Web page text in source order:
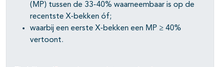
open- en dichtklappen
open- en dichtklappen
(MP) tussen de 33-40% waarneembaar is op de
recentste X-bekken óf;
waarbij een eerste X-bekken een MP ≥ 40%
vertoont.